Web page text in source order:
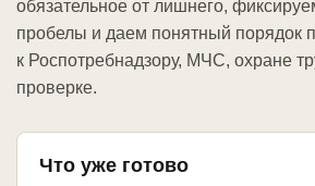
обязательное от лишнего,
пробелы и даем понятный порядок
к Роспотребнадзору, МЧС, охране
проверке.
Что уже готово